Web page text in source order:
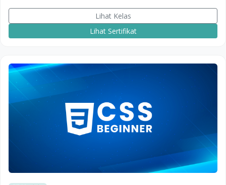
Lihat Kelas
Lihat Sertifikat